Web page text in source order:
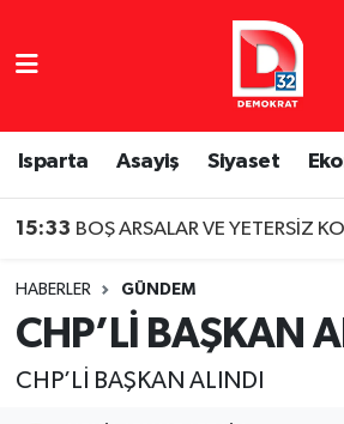
Isparta Asayiş Siyaset
15:33 BOŞ ARSALAR VE YETERSİZ KONTEYNERLER
HABERLER GÜNDEM
CHP’Lİ BAŞKAN
CHP’Lİ BAŞKAN ALINDI
Isparta Nöbetçi Eczaneler
Isparta Hava Durumu
Süper Lig Puan Durumu ve
Tüm Manşetler